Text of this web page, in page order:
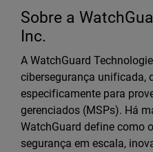
Sobre a
Inc.
A WatchGuard
cibersegurança unificada,
especificamente para
gerenciados (MSPs). Há
WatchGuard define como
segurança em escala,